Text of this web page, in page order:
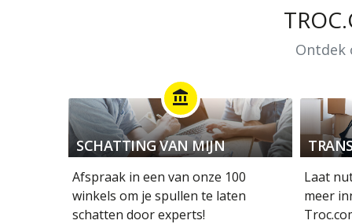
Ontdek
account_balance
SCHATTING VAN MIJN
OBJECTEN
Afspraak in een van onze 100
winkels om je spullen te laten
schatten door experts!
Laat
meer